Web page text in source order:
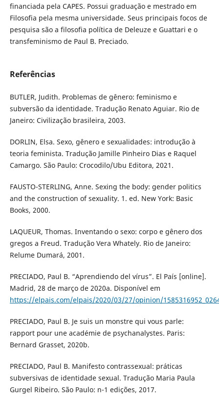
financiada pela CAPES. Possui graduação e mestrado em
Filosofia pela mesma universidade. Seus principais focos de
pesquisa são a filosofia política de Deleuze e Guattari e o
transfeminismo de Paul B. Preciado.
Referências
BUTLER, Judith. Problemas de gênero: feminismo e
subversão da identidade. Tradução Renato Aguiar. Rio de
Janeiro: Civilização brasileira, 2003.
DORLIN, Elsa. Sexo, gênero e sexualidades: introdução à
teoria feminista. Tradução Jamille Pinheiro Dias e Raquel
Camargo. São Paulo: Crocodilo/Ubu Editora, 2021.
FAUSTO-STERLING, Anne. Sexing the body: gender politics
and the construction of sexuality. 1. ed. New York: Basic
Books, 2000.
LAQUEUR, Thomas. Inventando o sexo: corpo e gênero dos
gregos a Freud. Tradução Vera Whately. Rio de Janeiro:
Relume Dumará, 2001.
PRECIADO, Paul B. “Aprendiendo del vírus”. El País [online].
Madrid, 28 de março de 2020a. Disponível em
https://elpais.com/elpais/2020/03/27/opinion/
PRECIADO, Paul B. Je suis un monstre qui vous parle:
rapport pour une académie de psychanalystes. Paris:
Bernard Grasset, 2020b.
PRECIADO, Paul B. Manifesto contrassexual: práticas
subversivas de identidade sexual. Tradução Maria Paula
Gurgel Ribeiro. São Paulo: n-1 edições, 2017.